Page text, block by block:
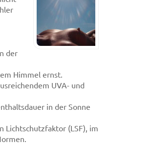
der
Himmel ernst.
UVA- und
in der Sonne
Lichtschutzfaktor (LSF), im